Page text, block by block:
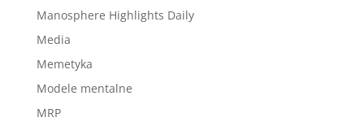
Manosphere Highlights Daily
Media
Memetyka
Modele mentalne
MRP